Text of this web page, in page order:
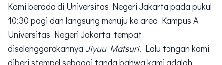
Kami berada di Universitas Negeri Jakarta pada pukul
10:30 pagi dan langsung menuju ke area Kampus A
Universitas Negeri Jakarta, tempat
diselenggarakannya Jiyuu Matsuri. Lalu tangan kami
diberi stempel sebagai tanda bahwa kami adalah